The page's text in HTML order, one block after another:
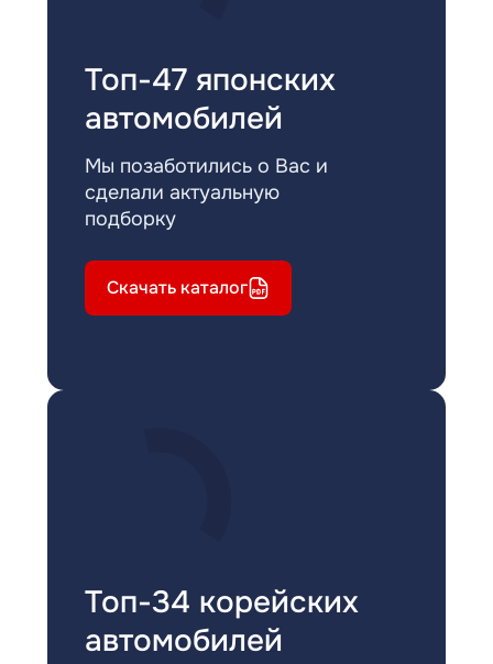
Топ-47 японских
автомобилей
Мы позаботились о Вас и
сделали актуальную
подборку
Скачать каталог
Топ-34 корейских
автомобилей